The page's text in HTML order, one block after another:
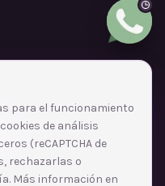
para el funcionamiento
de análisis
(reCAPTCHA de
rechazarlas o
Más información en